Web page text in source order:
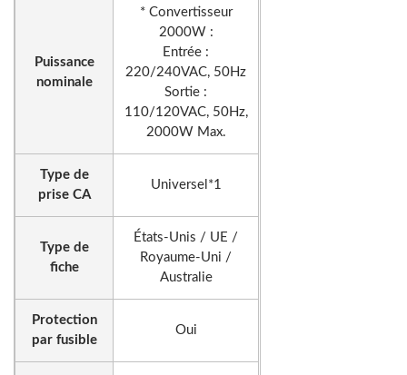
Puissance
nominale
* Convertisseur
2000W :
Entrée :
220/240VAC, 50Hz
Sortie :
110/120VAC, 50Hz,
2000W Max.
Type de
prise CA
Universel*1
Type de
fiche
États-Unis / UE /
Royaume-Uni /
Australie
Protection
par fusible
Oui